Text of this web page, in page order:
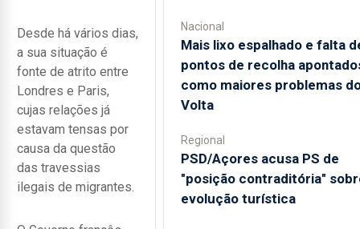
Desde há vários dias,
a sua situação é
fonte de atrito entre
Londres e Paris,
cujas relações já
estavam tensas por
causa da questão
das travessias
ilegais de migrantes.
Nacional
Mais lixo espalhado e falta
pontos de recolha
como maiores problemas
Volta
Regional
PSD/Açores acusa PS de
"posição contraditória"
evolução turística